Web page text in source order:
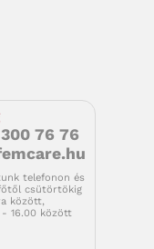
76 76
telefonon és
csütörtökig
között,
16.00 között